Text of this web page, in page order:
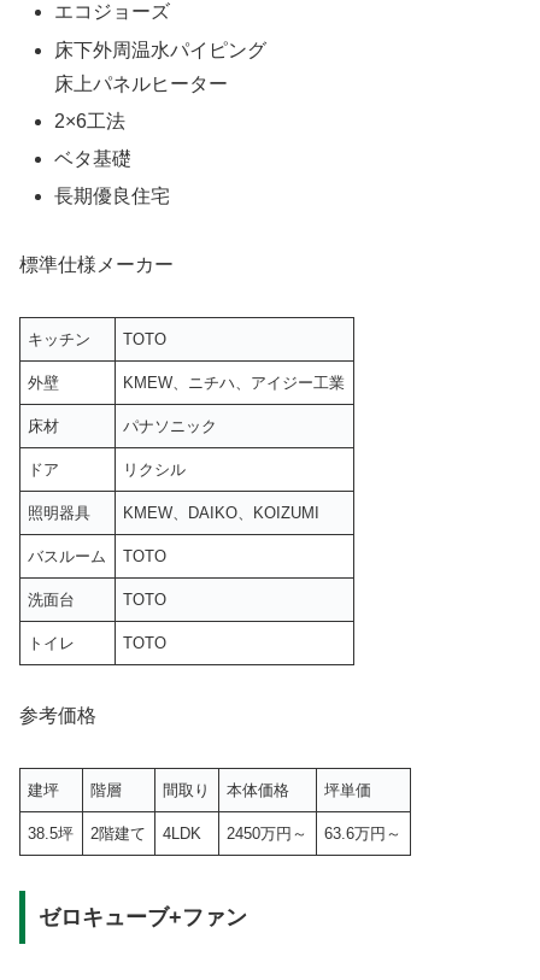
エコジョーズ
床下外周温水パイピング
床上パネルヒーター
2×6工法
ベタ基礎
長期優良住宅
標準仕様メーカー
キッチン TOTO
外壁 KMEW、ニチハ、アイジー工業
床材 パナソニック
ドア リクシル
照明器具 KMEW、DAIKO、KOIZUMI
バスルーム TOTO
洗面台 TOTO
トイレ TOTO
参考価格
建坪 階層 間取り 本体価格 坪単価
38.5坪 2階建て 4LDK 2450万円～ 63.6万円～
ゼロキューブ+ファン